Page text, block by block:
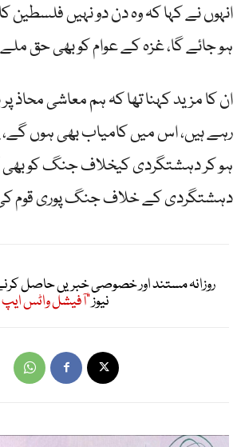
انہوں نے کہا کہ وہ دن دو نہیں
ہو جائے گا، غزہ کے عوام کو بھی حق
ان کا مزید کہنا تھا کہ ہم معاشی محاذ
رہے ہیں، اس میں کامیاب بھی ہوں گے،
ہو کر دہشتگردی کیخلاف جنگ کو بھی
دہشتگردی کے خلاف جنگ پوری قوم
روزانہ مستند اور خصوصی خبریں حاصل
نیوز"آفیشل واٹس